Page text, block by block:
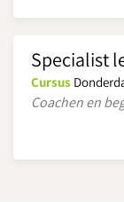
Specialist
Cursus
Coachen en